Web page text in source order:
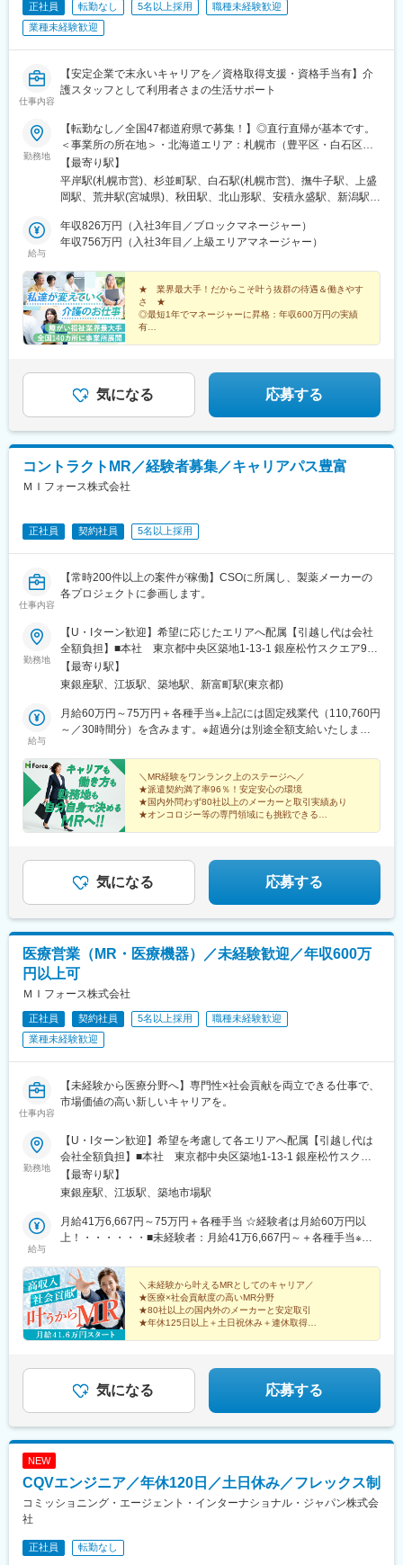
浜松駅、三島田町駅、市役所前駅(長野県)、金沢駅、あすなろう四
日市駅、電鉄富山駅・エスタ前駅、福井駅(福井県)、大阪梅田駅
市営)、三宮駅(神戸新交通)、山陽姫路駅、田中口駅、八丁堀駅(広
島県)、高松築港駅、高知橋駅、眉山ロープウェイ山麓駅、天神
駅、旭橋駅、西早稲田駅、末広町駅(東京都)、立川南駅、高輪ゲー
トウェイ駅、九品仏駅、新高島駅、東宿郷駅、葭川公園駅、大神
宮下駅、大通駅、仙台駅、栄町駅(愛知県)、国際センター駅、日吉
町駅、第一通り駅、三島駅、七ツ屋駅、富山駅、福井城址大名町
駅、なんば駅(南海線)、大阪駅、天王寺駅、西大橋駅、五条駅(京
都市営)、京都河原町駅、神戸三宮駅(阪神)、本通駅、高松駅(香川
県)、南堀端駅、はりまや橋駅、旦過駅、高見橋駅、熊本城・市役
所前駅、長崎駅(長崎県)、美栄橋駅
正社員 転勤なし 5名以上採用
職種未経験歓迎
業種未経験歓迎
仕事内容
【安定企業で末永いキャリアを／資格取得支援・資格手当有】介
護スタッフとして利用者さまの生活サポート
勤務地
【転勤なし／全国47都道府県で募集！】◎直行直帰が基本です。
＜事業所の所在地＞・北海道エリア：札幌市（豊平区・白石区）
／函館市・東北エリア：岩手市／仙台市／秋田市／山形市／郡山
市／弘前市・関東エリア：茨城市／栃木市／高崎市／大宮市／習
志野市／板橋区／多摩市／相模原市／藤沢市／甲府市・東海エリ
ア：新潟市／富山市／金沢市／福井市／長野市・関西エリア：大
阪市／宇治市／西宮市／奈良市／大津市／和歌山市／新宮市・中
／徳島市／高松市／松山市／高知市・九州エリア：福岡市／糟屋
郡粕屋町／北九州市／久留米市／佐賀市／長崎市／熊本市／大分
市／宮崎市／鹿児島市／沖縄市※受動喫煙防止対策：敷地内禁煙※
駐車場あり！車、バイク、自転車などの通勤OK ※地域による※担
当するご利用者のご自宅へ訪問していただきます。※ご希望をお伺
【最寄り駅】
平岸駅(札幌市営)、杉並町駅、白石駅(札幌市営)、撫牛子駅、上盛
岡駅、荒井駅(宮城県)、秋田駅、北山形駅、安積永盛駅、新潟駅、
上駅、多摩センター駅、相模原駅、藤沢駅、国母駅、市役所前駅
(長野県)、県庁前駅(富山県)、上諸江駅、八ツ島駅、岐阜駅、静岡
良線)、天満橋駅、西宮駅、奈良駅、六十谷駅、新宮駅、鳥取駅、
松江駅、備前西市駅、東福山駅、比治山橋駅、幡生駅、阿波富田
駅、元山駅(香川県)、道後公園駅、知寄町二丁目駅、吉塚駅、柚須
駅、木屋瀬駅、西鉄久留米駅、佐賀駅、茂里町駅、健軍町駅、大
分駅、宮崎駅、天文館通駅、古島駅、南平岸駅、新津田沼駅、志
駅、西宮駅(ＪＲ線)、新大宮駅、南区役所前駅、道後温泉駅、馬出
九大病院前駅、新木屋瀬駅、スタジアムシティノース駅、いづろ
給与
年収826万円（入社3年目／ブロックマネージャー）
年収756万円（入社3年目／上級エリアマネージャー）
★ 業界最大手！だからこそ叶う抜群の待遇＆働きやす
さ ★
◎最短1年でマネージャーに昇格：年収600万円の実績
有
気になる 応募する
コントラクトMR／経験者募集／キャリアパス豊富
ＭＩフォース株式会社
正社員 契約社員 5名以上採用
仕事内容
【常時200件以上の案件が稼働】CSOに所属し、製薬メーカーの
各プロジェクトに参画します。
勤務地
【U・Iターン歓迎】希望に応じたエリアへ配属【引越し代は会社
全額負担】■本社 東京都中央区築地1-13-1 銀座松竹スクエア9F■
勤務エリア：（1）北海道：北海道（2）東北：青森・秋田・岩
手・山形・宮城・福島（3）関東：東京・神奈川・千葉・埼玉・茨
知・岐阜・三重・静岡（6）北陸：富山・石川・福井（7）近畿：
大阪・京都・滋賀・奈良・和歌山・兵庫（8）中国：岡山・広島・
州：福岡・大分・宮崎・鹿児島・熊本・佐賀・長崎・沖縄※勤務地
限定～全国転勤（規定あり）の選択可能※配属エリアは希望に応じ
ます。希望範囲外への転勤はありません。※変更の範囲：会社の定
める事業所（リモートワーク含む）
【最寄り駅】
東銀座駅、江坂駅、築地駅、新富町駅(東京都)
給与
月給60万円～75万円＋各種手当※上記には固定残業代（110,760円
～／30時間分）を含みます。※超過分は別途全額支給いたしま
歳（入社4年） 920万円／45歳（入社6年） ※諸手当含む
＼MR経験をワンランク上のステージへ／
★派遣契約満了率96％！安定安心の環境
★国内外問わず80社以上のメーカーと取引実績あり
★オンコロジー等の専門領域にも挑戦できる
気になる 応募する
医療営業（MR・医療機器）／未経験歓迎／年収600万
円以上可
ＭＩフォース株式会社
正社員 契約社員 5名以上採用
職種未経験歓迎
業種未経験歓迎
仕事内容
【未経験から医療分野へ】専門性×社会貢献を両立できる仕事で、
市場価値の高い新しいキャリアを。
勤務地
【U・Iターン歓迎】希望を考慮して各エリアへ配属【引越し代は
会社全額負担】■本社 東京都中央区築地1-13-1 銀座松竹スクエ
ア9F■勤務エリア：（1）北海道：北海道（2）東北：青森・秋
田・岩手・山形・宮城・福島（3）関東：東京・神奈川・千葉・埼
海：愛知・岐阜・三重・静岡（6）北陸：富山・石川・福井（7）
近畿：大阪・京都・滋賀・奈良・和歌山・兵庫（8）中国：岡山・
（10）九州：福岡・大分・宮崎・鹿児島・熊本・佐賀・長崎・沖
縄※勤務地限定～全国転勤（規定あり）の選択可能※配属エリアは
希望を考慮して決定いたします。希望範囲外への転勤はありませ
ん。※変更の範囲：会社の定める事業所（リモートワーク含む）
【最寄り駅】
東銀座駅、江坂駅、築地市場駅
給与
月給41万6,667円～75万円＋各種手当 ☆経験者は月給60万円以
上！・・・・・・■未経験者：月給41万6,667円～＋各種手当※上
過分は別途全額支給いたします。◎手当を含めれば初年度から年
収600万円以上も可能！・・・・・・■経験者：月給60万円～75万
円＋各種手当※上記には固定残業代（11万760円～／30時間分）を
含みます。※超過分は別途全額支給いたします。＜年収例＞◎初年
度年収は700万円以上！◎最大年収900万円以上も目指せる
万円／42歳（入社4年） 920万円／45歳（入社6年） ※諸手当含む
＼未経験から叶えるMRとしてのキャリア／
★医療×社会貢献度の高いMR分野
★80社以上の国内外のメーカーと安定取引
★年休125日以上＋土日祝休み＋連休取得OK
気になる 応募する
NEW
CQVエンジニア／年休120日／土日休み／フレックス制
コミッショニング・エージェント・インターナショナル・ジャパン株式会
社
正社員 転勤なし